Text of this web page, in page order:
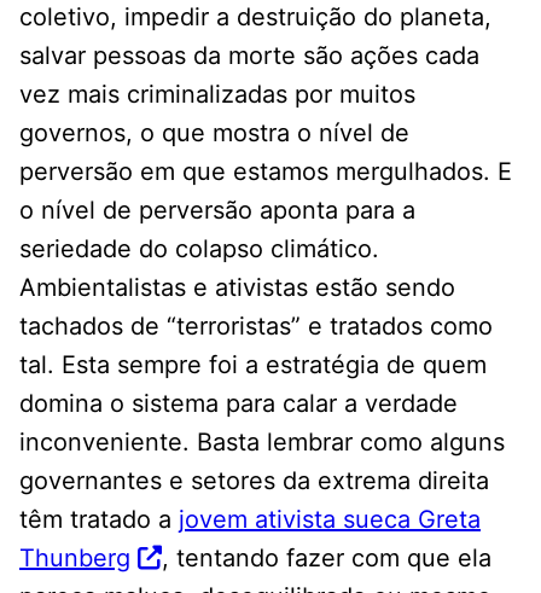
coletivo, impedir a destruição do planeta,
salvar pessoas da morte são ações cada
vez mais criminalizadas por muitos
governos, o que mostra o nível de
perversão em que estamos mergulhados. E
o nível de perversão aponta para a
seriedade do colapso climático.
Ambientalistas e ativistas estão sendo
tachados de “terroristas” e tratados como
tal. Esta sempre foi a estratégia de quem
domina o sistema para calar a verdade
inconveniente. Basta lembrar como alguns
governantes e setores da extrema direita
têm tratado a jovem ativista sueca Greta
Thunberg
, tentando fazer com que ela